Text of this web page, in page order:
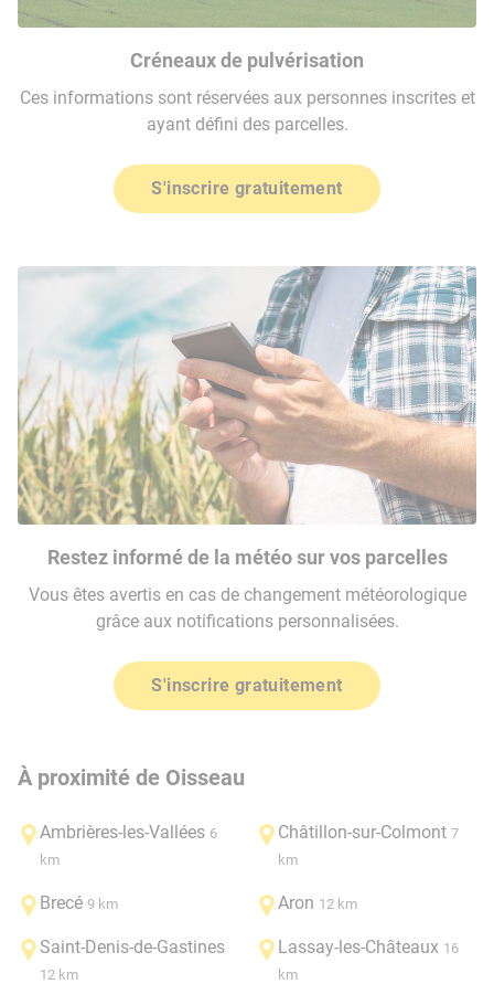
Créneaux de pulvérisation
Ces informations sont réservées aux personnes inscrites et
ayant défini des parcelles.
S'inscrire gratuitement
Restez informé de la météo sur vos parcelles
Vous êtes avertis en cas de changement météorologique
grâce aux notifications personnalisées.
S'inscrire gratuitement
À proximité de Oisseau
Ambrières-les-Vallées 6
km
Châtillon-sur-Colmont 7
km
Brecé 9 km Aron 12 km
Saint-Denis-de-Gastines
12 km
Lassay-les-Châteaux 16
km